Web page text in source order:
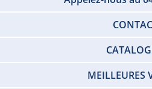
MEILLEURES